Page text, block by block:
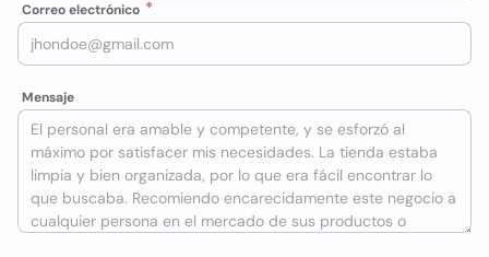
Correo electrónico
Mensaje